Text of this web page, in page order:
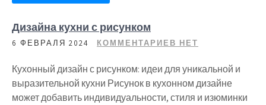
Дизайна кухни с рисунком
6 ФЕВРАЛЯ 2024 КОММЕНТАРИЕВ НЕТ
Кухонный дизайн с рисунком: идеи для уникальной и
выразительной кухни Рисунок в кухонном дизайне
может добавить индивидуальности, стиля и изюминки